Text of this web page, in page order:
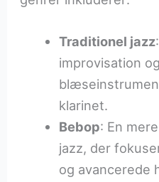
Traditionel jazz
improvisation
klarinet.
Bebop: En
jazz, der
og avancerede